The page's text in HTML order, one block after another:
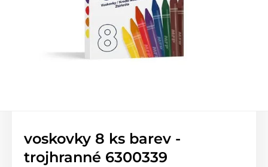
voskovky 8 ks barev -
trojhranné 6300339